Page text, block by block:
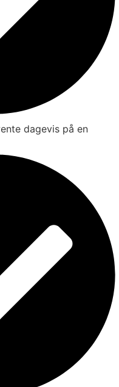
dagevis på en